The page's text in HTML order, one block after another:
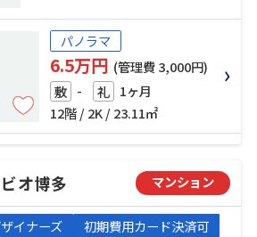
パノラマ
6.5万円 (管理費 3,000円)
敷 - 礼 1ヶ月
12階 / 2K / 23.11㎡
オ博多 マンション
イナーズ 初期費用カード決済可